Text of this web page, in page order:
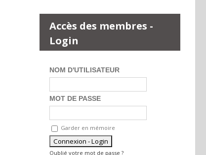
Accès des membres -
Login
NOM D'UTILISATEUR
MOT DE PASSE
Garder en mémoire
Oublié votre mot de passe ?